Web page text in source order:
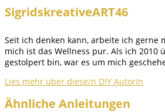
SigridskreativeART46
Seit ich denken kann, arbeite ich gerne
mich ist das Wellness pur. Als ich 2010
gestolpert bin, war es um mich
Lies mehr über diese/n DIY AutorIn
Ähnliche Anleitungen